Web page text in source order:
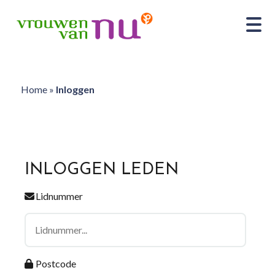
Home» Inloggen
INLOGGEN LEDEN
Lidnummer
Postcode